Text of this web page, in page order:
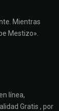
Mientras
Mestizo».
línea,
Gratis , por